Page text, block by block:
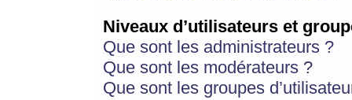
Niveaux d’utilisateurs et
Que sont les administrateurs ?
Que sont les modérateurs ?
Que sont les groupes